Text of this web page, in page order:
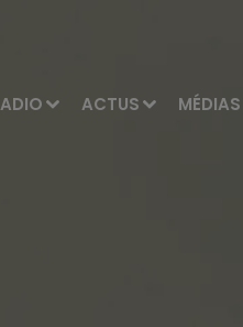
ACTUS MÉDIAS